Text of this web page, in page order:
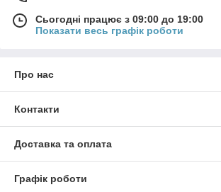
Сьогодні працює з 09:00 до 19:00
Показати весь графік роботи
Про нас
Контакти
Доставка та оплата
Графік роботи